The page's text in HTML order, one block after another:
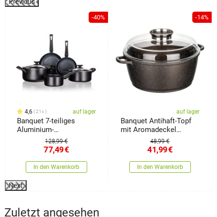
-40%
4,6 21x auf lager
Banquet 7-teiliges
Aluminium-
Kochgeschirr-Set, Black
128,99 €
77,49€
In den Warenkorb
-14%
auf lager
Banquet Antihaft-Topf
mit Aromadeckel
Premium Dark Brown
48,99 €
41,99€
In den Warenkorb
Next
Zuletzt angesehen